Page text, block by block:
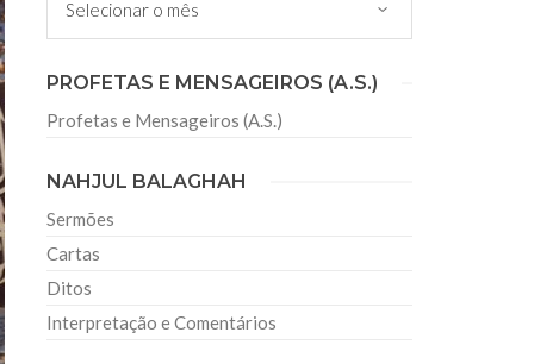
recebe o ex-ministro das
República Islâmica do Irã
o Centro Islâmico no Brasil recebeu em sua
das Relações Exteriores da República Islâmica
se visitando
PROFETAS E MENSAGEIROS (A.S.)
Profetas e Mensageiros (A.S.)
NAHJUL BALAGHAH
Sermões
Cartas
Ditos
Interpretação e Comentários